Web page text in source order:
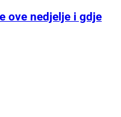
ove nedjelje i gdje